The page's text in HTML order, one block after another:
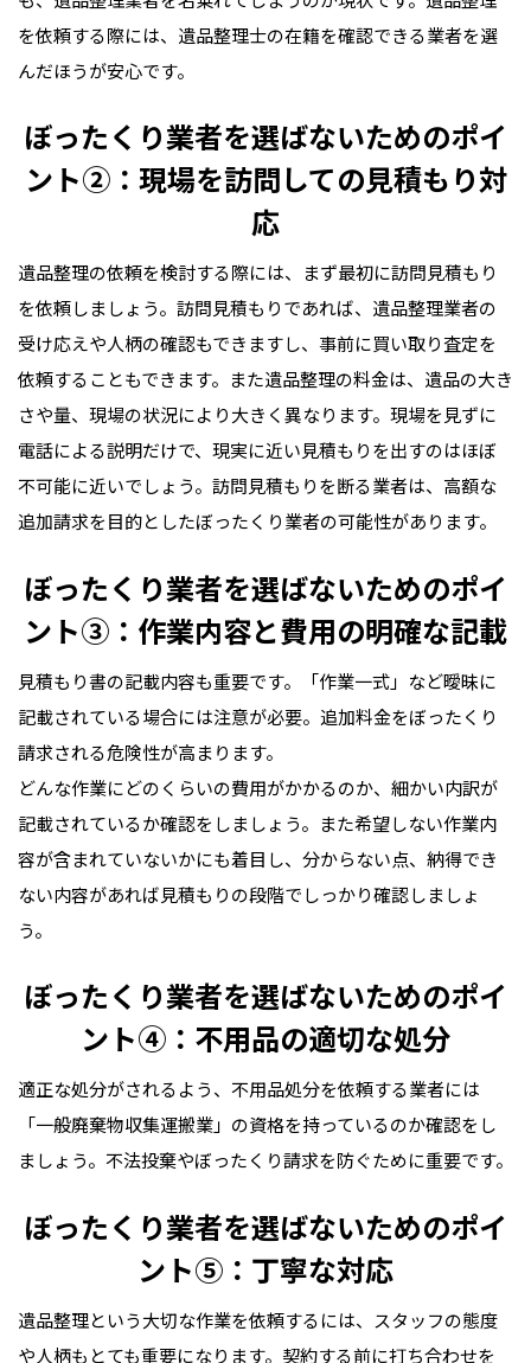
を依頼する際には、遺品整理士の在籍を確認できる業者を選
んだほうが安心です。
ぼったくり業者を選ばないためのポイ
ント②：現場を訪問しての見積もり対
応
遺品整理の依頼を検討する際には、まず最初に訪問見積もり
を依頼しましょう。訪問見積もりであれば、遺品整理業者の
受け応えや人柄の確認もできますし、事前に買い取り査定を
依頼することもできます。また遺品整理の料金は、遺品の大き
さや量、現場の状況により大きく異なります。現場を見ずに
電話による説明だけで、現実に近い見積もりを出すのはほぼ
不可能に近いでしょう。訪問見積もりを断る業者は、高額な
追加請求を目的としたぼったくり業者の可能性があります。
ぼったくり業者を選ばないためのポイ
ント③：作業内容と費用の明確な記載
見積もり書の記載内容も重要です。「作業一式」など曖昧に
記載されている場合には注意が必要。追加料金をぼったくり
請求される危険性が高まります。
どんな作業にどのくらいの費用がかかるのか、細かい内訳が
記載されているか確認をしましょう。また希望しない作業内
容が含まれていないかにも着目し、分からない点、納得でき
ない内容があれば見積もりの段階でしっかり確認しましょ
う。
ぼったくり業者を選ばないためのポイ
ント④：不用品の適切な処分
適正な処分がされるよう、不用品処分を依頼する業者には
「一般廃棄物収集運搬業」の資格を持っているのか確認をし
ましょう。不法投棄やぼったくり請求を防ぐために重要です。
ぼったくり業者を選ばないためのポイ
ント⑤：丁寧な対応
遺品整理という大切な作業を依頼するには、スタッフの態度
や人柄もとても重要になります。契約する前に打ち合わせを